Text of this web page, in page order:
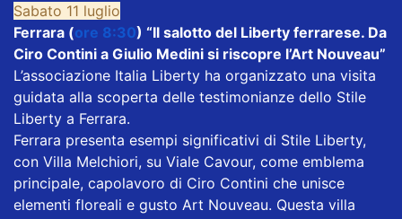
Sabato 11 luglio
Ferrara (ore 8:30) “Il salotto del Liberty ferrarese. Da
Ciro Contini a Giulio Medini si riscopre l’Art Nouveau”
L’associazione Italia Liberty ha organizzato una visita
guidata alla scoperta delle testimonianze dello Stile
Liberty a Ferrara.
Ferrara presenta esempi significativi di Stile Liberty,
con Villa Melchiori, su Viale Cavour, come emblema
principale, capolavoro di Ciro Contini che unisce
elementi floreali e gusto Art Nouveau. Questa villa